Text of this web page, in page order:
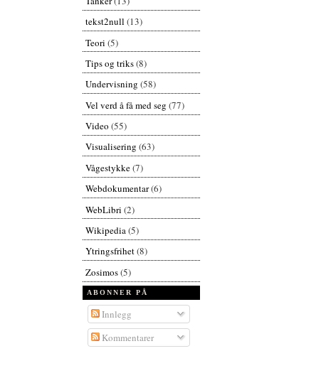
tekst2null (13)
Teori (5)
Tips og triks(8)
Undervisning (58)
Vel verd å få med seg (77)
Video (55)
Visualisering (63)
Vågestykke(7)
Webdokumentar(6)
WebLibri (2)
Wikipedia(5)
Ytringsfrihet(8)
Zosimos(5)
ABONNER PÅ
Innlegg
Kommentarer